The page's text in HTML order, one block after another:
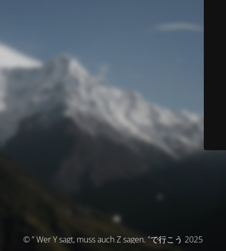
© ” Wer Y sagt, muss auch Z sagen. ”で行こう 2025